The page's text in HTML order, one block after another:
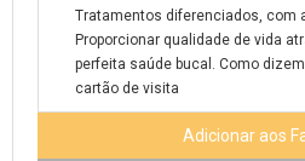
Tratamentos diferenciados, com
Proporcionar qualidade de vida
perfeita saúde bucal. Como
cartão de visita
Adicionar aos